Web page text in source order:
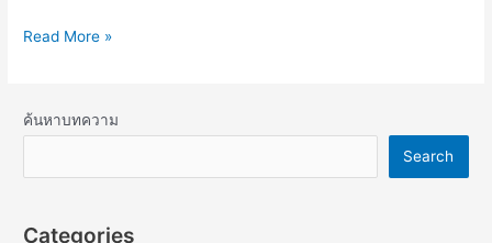
Read More »
ค้นหาบทความ
Search
Categories